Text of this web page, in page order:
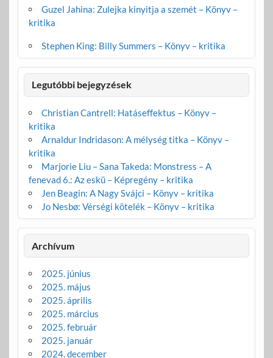
Guzel Jahina: Zulejka kinyitja a szemét – Könyv –
kritika
Stephen King: Billy Summers – Könyv – kritika
Legutóbbi bejegyzések
Christian Cantrell: Hatáseffektus – Könyv –
kritika
Arnaldur Indridason: A mélység titka – Könyv –
kritika
Marjorie Liu – Sana Takeda: Monstress – A
fenevad 6.: Az eskü – Képregény – kritika
Jen Beagin: A Nagy Svájci – Könyv – kritika
Jo Nesbø: Vérségi kötelék – Könyv – kritika
Archívum
2025. június
2025. május
2025. április
2025. március
2025. február
2025. január
2024. december